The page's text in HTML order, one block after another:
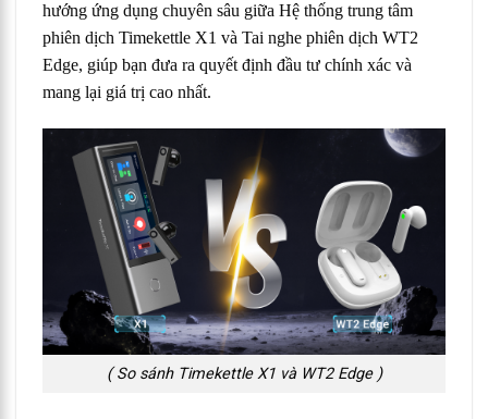
hướng ứng dụng chuyên sâu giữa Hệ thống trung tâm
phiên dịch Timekettle X1 và Tai nghe phiên dịch WT2
Edge, giúp bạn đưa ra quyết định đầu tư chính xác và
mang lại giá trị cao nhất.
( So sánh Timekettle X1 và WT2 Edge )